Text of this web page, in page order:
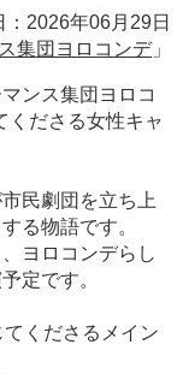
2026年06月29日
集団ヨロコンデ」
ンス集団ヨロコ
くださる女性キャ
民劇団を立ち上
る物語です。
ヨロコンデらし
定です。
くださるメイン